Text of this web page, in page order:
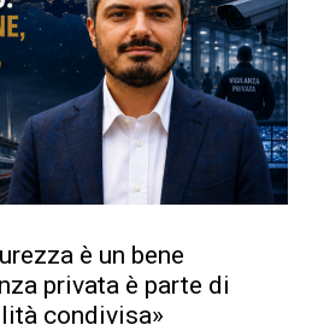
è un bene
privata è parte di
condivisa»